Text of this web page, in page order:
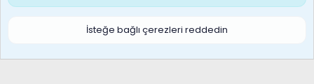
İsteğe bağlı çerezleri reddedin